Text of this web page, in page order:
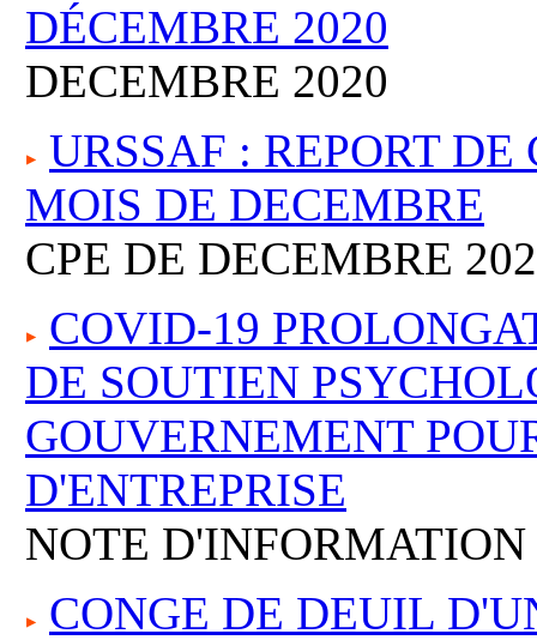
DÉCEMBRE 2020
DECEMBRE 2020
URSSAF : REPORT
MOIS DE DECEMBRE
CPE DE DECEMBRE
COVID-19
DE SOUTIEN
GOUVERNEMENT
D'ENTREPRISE
NOTE D'INFORMATION
CONGE DE DEUIL